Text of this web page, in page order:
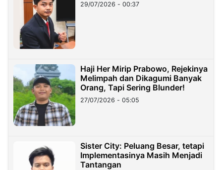
29/07/2026 - 00:37
Haji Her Mirip Prabowo, Rejekinya
Melimpah dan Dikagumi Banyak
Orang, Tapi Sering Blunder!
27/07/2026 - 05:05
Sister City: Peluang Besar, tetapi
Implementasinya Masih Menjadi
Tantangan